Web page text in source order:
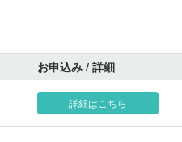
お申込み / 詳細
詳細はこちら